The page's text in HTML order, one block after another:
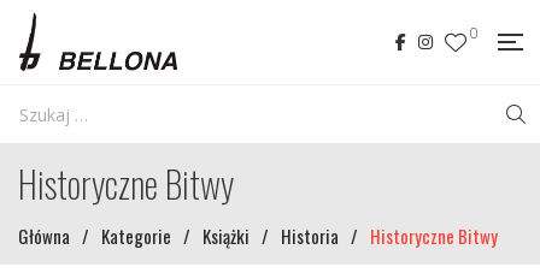
0
Historyczne Bitwy
Główna / Kategorie / Książki / Historia / Historyczne Bitwy